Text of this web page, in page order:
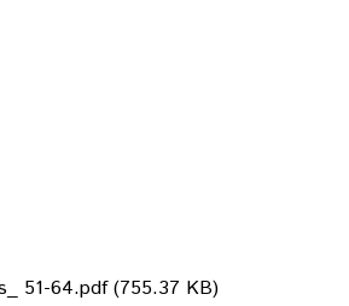
51-64.pdf(755.37 KB)